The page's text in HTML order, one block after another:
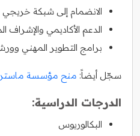
الانضمام إلى شبكة خريجي
الدعم الأكاديمي والإشراف
برامج التطوير المهني
سجّل أيضاً: منح مؤسسة ماستر
الدرجات الدراسية:
البكالوريوس